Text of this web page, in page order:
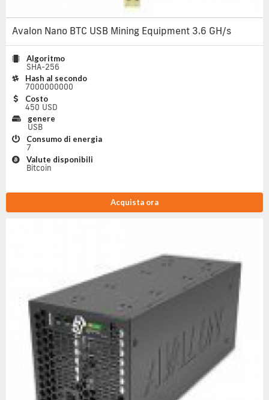
Avalon Nano BTC USB Mining Equipment 3.6 GH/s
Algoritmo
SHA-256
Hash al secondo
7000000000
Costo
450 USD
genere
USB
Consumo di energia
7
Valute disponibili
Bitcoin
Acquista ora